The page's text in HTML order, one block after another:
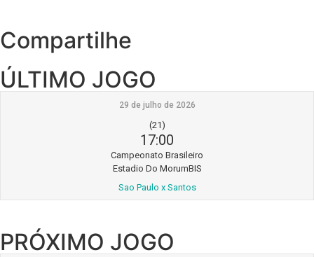
Compartilhe
ÚLTIMO JOGO
29 de julho de 2026
(21)
17:00
Campeonato Brasileiro
Estadio Do MorumBIS
Sao Paulo x Santos
PRÓXIMO JOGO